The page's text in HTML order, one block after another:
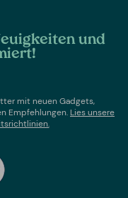
und
mit neuen Gadgets,
Empfehlungen. Lies unsere